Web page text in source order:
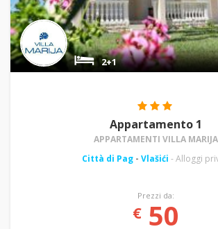
2+1
Appartamento 1
APPARTAMENTI VILLA MARIJA
Città di Pag - Vlašići - Alloggi
Prezzi da:
€50